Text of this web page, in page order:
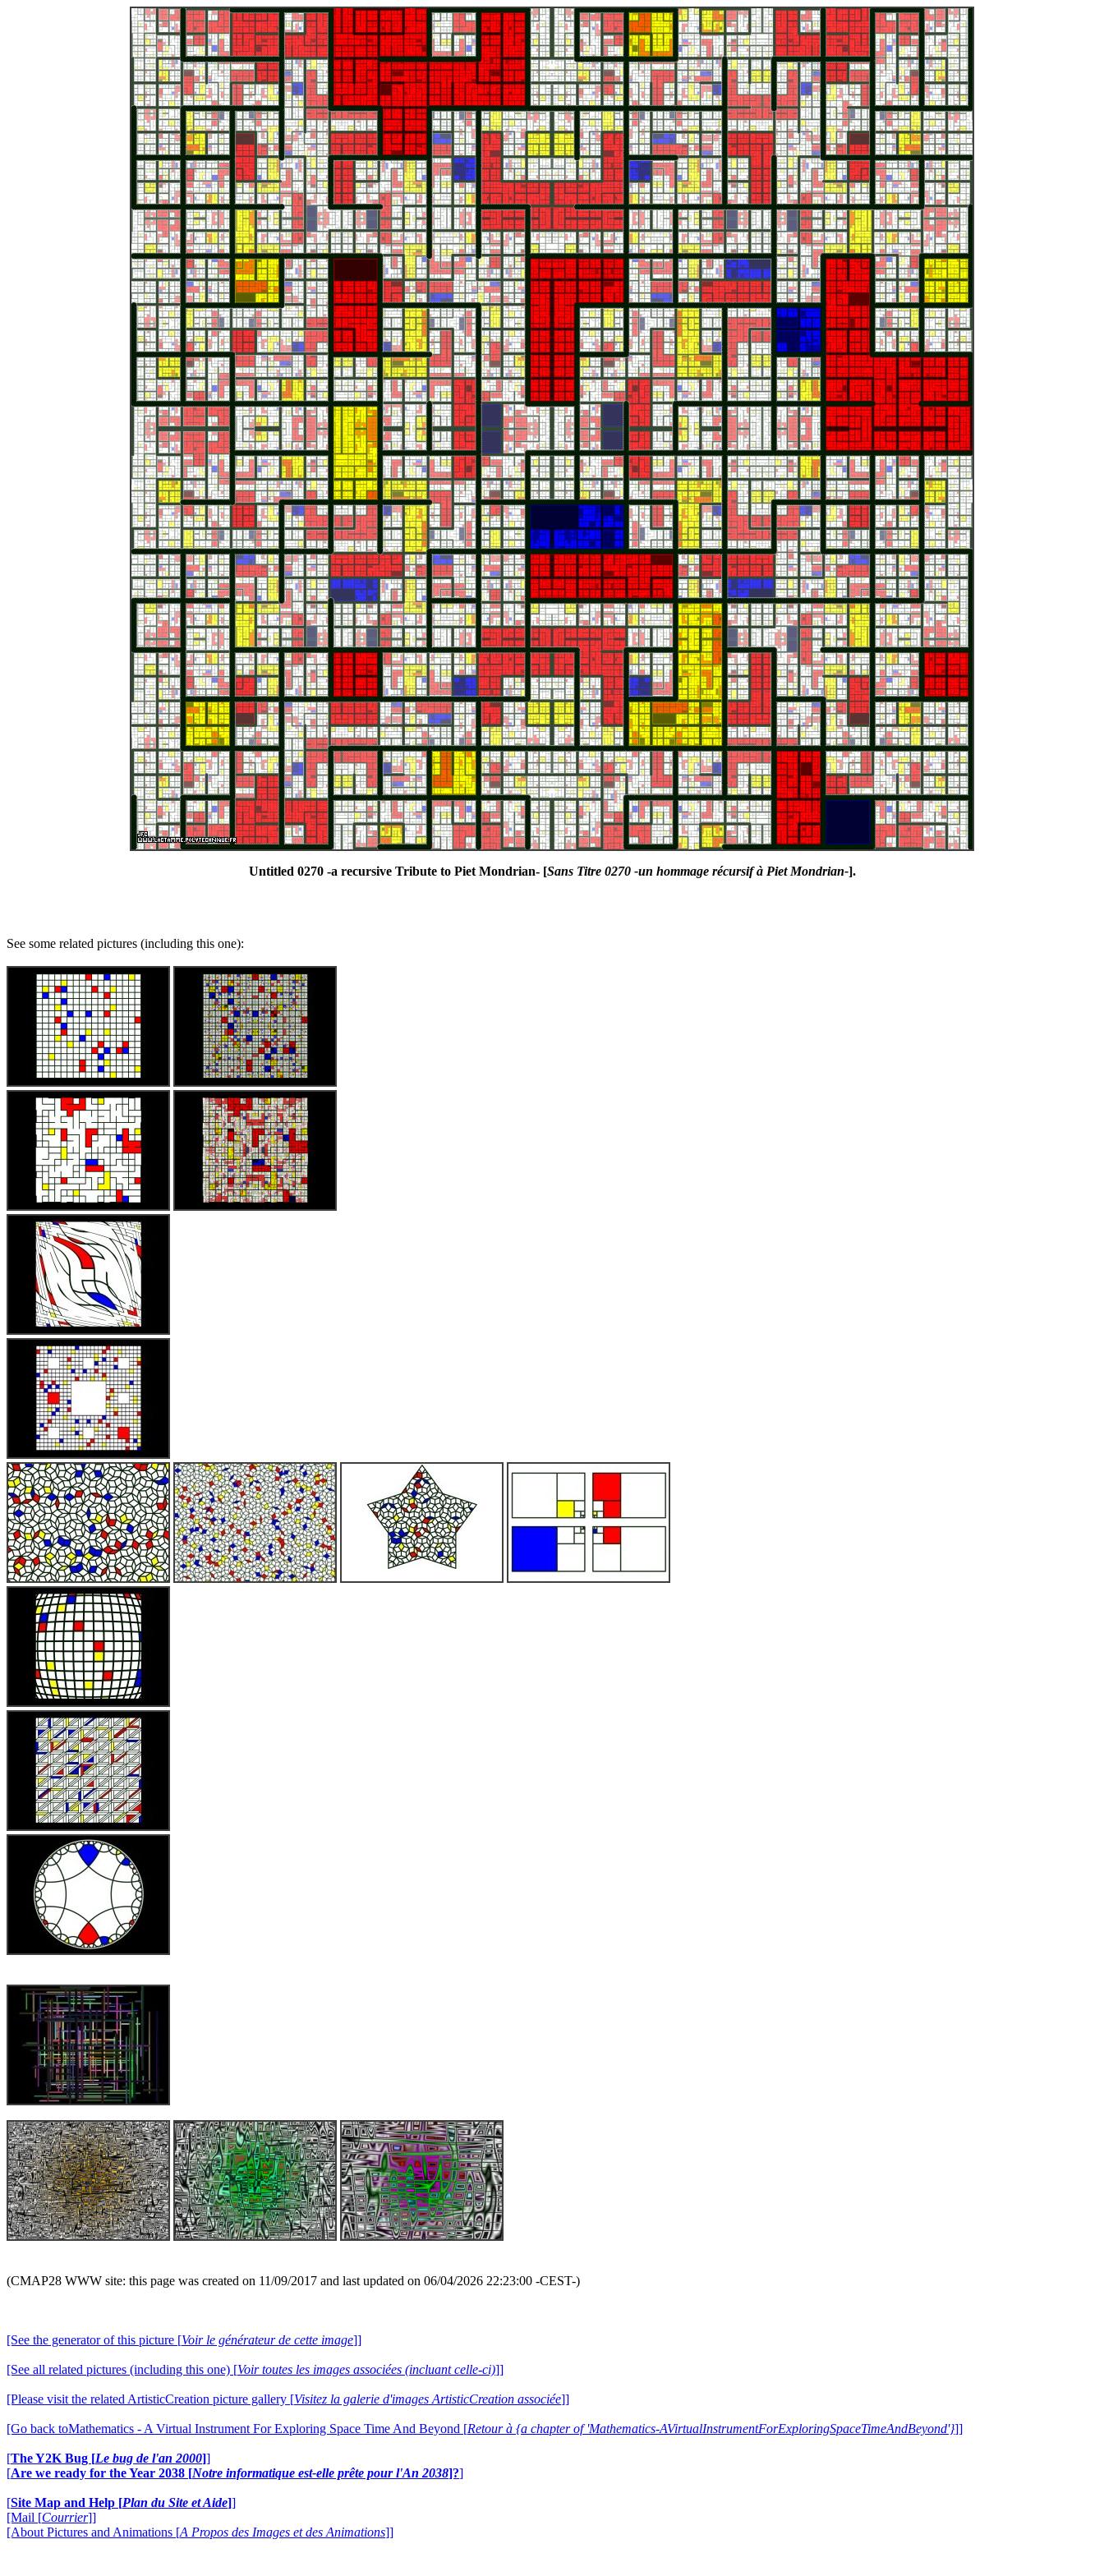
Untitled 0270 -a recursive Tribute to Piet Mondrian- [Sans Titre 0270 -un hommage récursif à Piet Mondrian-].
See some related pictures (including this one):
(CMAP28 WWW site: this page was created on 11/09/2017 and last updated on 06/04/2026 22:23:00 -CEST-)
[See the generator of this picture [Voir le générateur de cette image]]
[See all related pictures (including this one) [Voir toutes les images associées (incluant celle-ci)]]
[Please visit the related ArtisticCreation picture gallery [Visitez la galerie d'images ArtisticCreation associée]]
[Go back toMathematics - A Virtual Instrument For Exploring Space Time And Beyond [Retour à {a chapter of 'Mathematics-AVirtualInstrumentForExploringSpaceTimeAndBeyond'}]]
[The Y2K Bug [Le bug de l'an 2000]]
[Are we ready for the Year 2038 [Notre informatique est-elle prête pour l'An 2038]?]
[Site Map and Help [Plan du Site et Aide]]
[Mail [Courrier]]
[About Pictures and Animations [A Propos des Images et des Animations]]